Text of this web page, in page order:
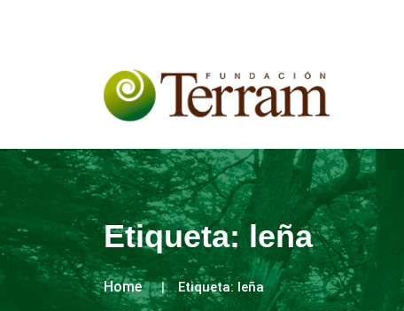
Etiqueta:leña
Home Etiqueta:leña